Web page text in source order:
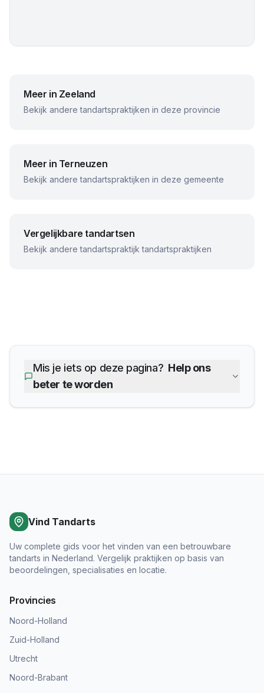
Meer in Zeeland
Bekijk andere tandartspraktijken in deze provincie
Meer in Terneuzen
Bekijk andere tandartspraktijken in deze gemeente
Vergelijkbare tandartsen
Bekijk anderetandartspraktijk tandartspraktijken
Mis je iets op deze pagina? Help ons
beter te worden
Vind Tandarts
Uw complete gids voor het vinden van een betrouwbare
tandarts in Nederland. Vergelijk praktijken op basis van
beoordelingen, specialisaties en locatie.
Provincies
Noord-Holland
Zuid-Holland
Utrecht
Noord-Brabant